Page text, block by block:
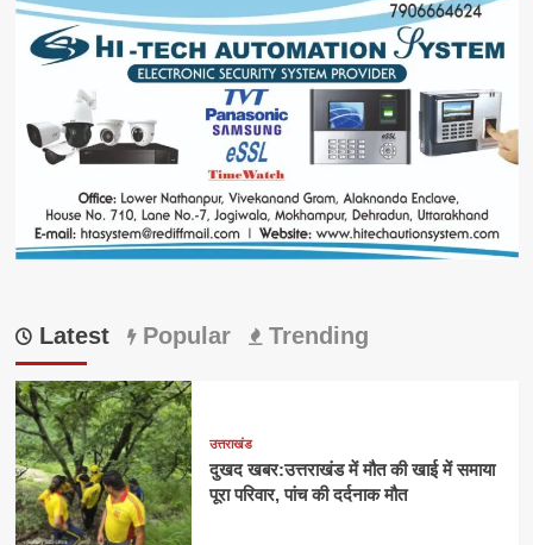
Latest Popular Trending
उत्तराखंड
दुखद खबर:उत्तराखंड में मौत की खाई में समाया
पूरा परिवार, पांच की दर्दनाक मौत